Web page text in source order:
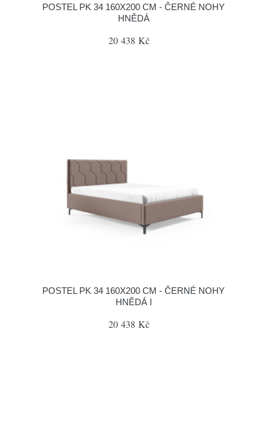
POSTEL PK 34 160X200 CM - ČERNÉ NOHY
HNĚDÁ
20 438 Kč
POSTEL PK 34 160X200 CM - ČERNÉ NOHY
HNĚDÁ I
20 438 Kč